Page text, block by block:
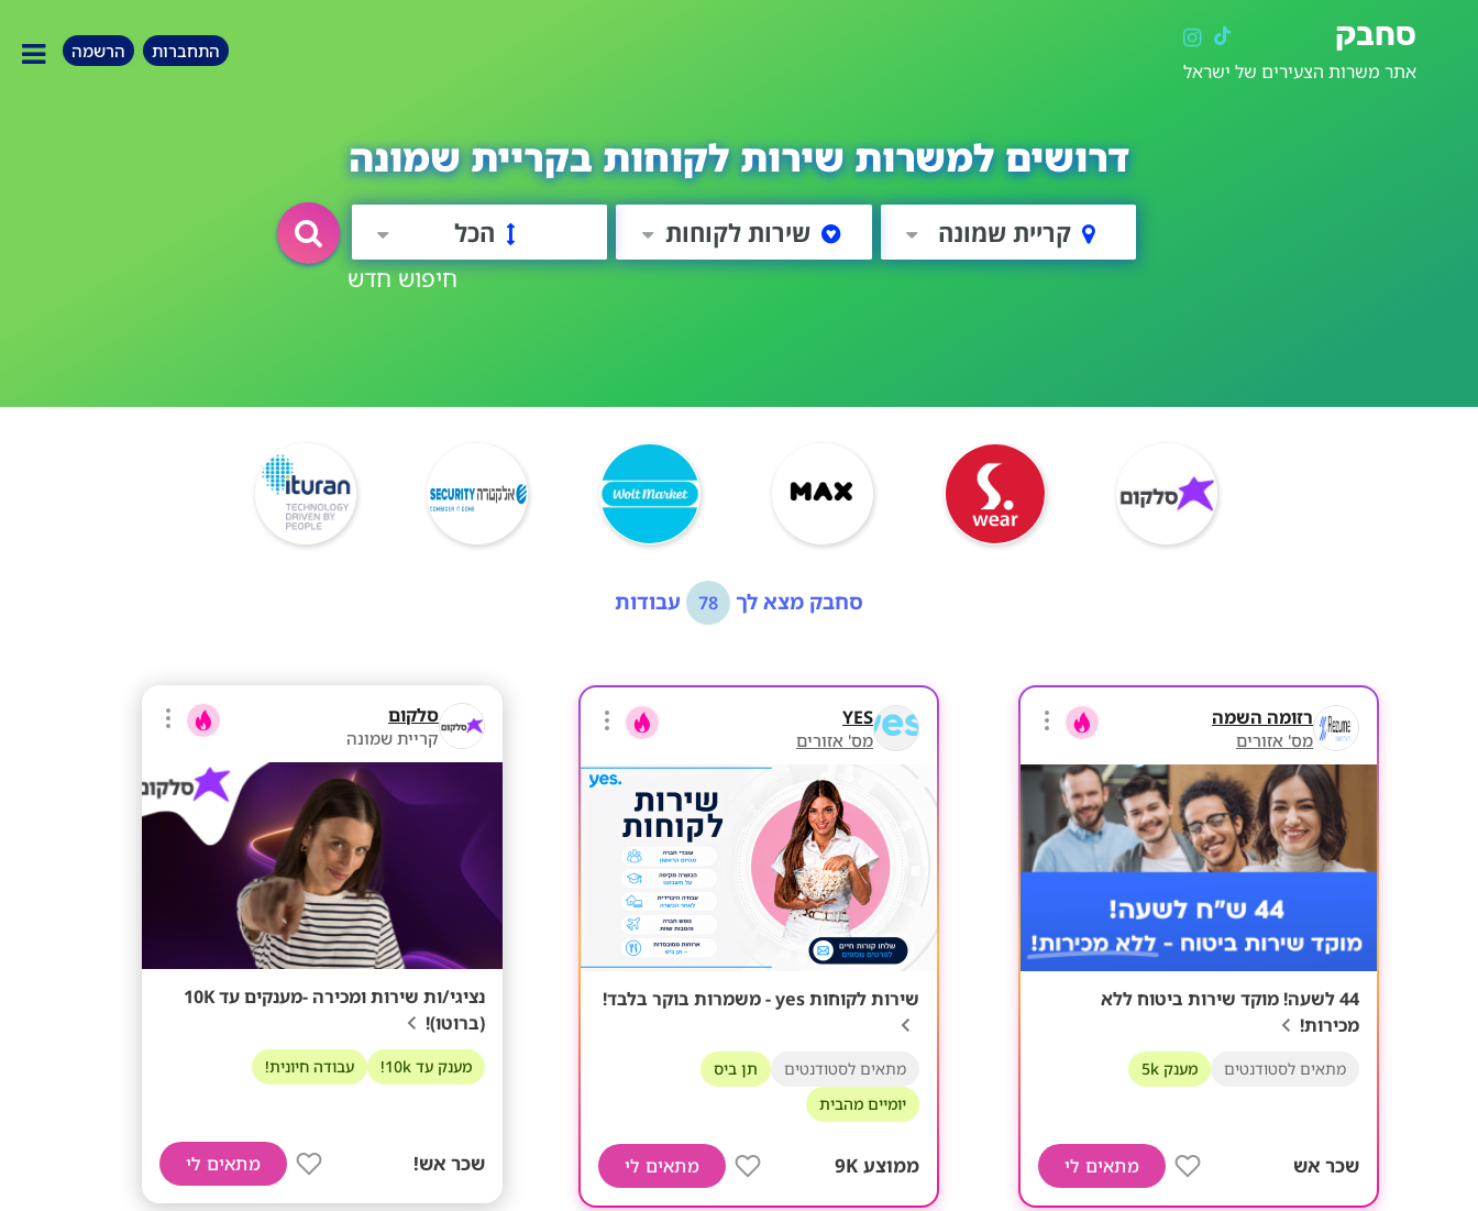
סחבק
אתר משרות הצעירים של ישראל
התחברות הרשמה
דרושים למשרות שירות לקוחות בקריית שמונה
קריית שמונה שירות לקוחות הכל
חיפוש חדש
סחבק מצא לך 78 עבודות
רזומה השמה
מס' אזורים
44 לשעה! מוקד שירות ביטוח ללא
מכירות!
מתאים לסטודנטים מענק 5k
שכר אש מתאים לי
YES
מס' אזורים
שירות לקוחות yes - משמרות בוקר בלבד!
מתאים לסטודנטים
תן ביס
יומיים מהבית
ממוצע 9K מתאים לי
סלקום
קריית שמונה
נציגי/ות שירות ומכירה -מענקים עד 10K
(ברוטו)!
מענק עד 10k! עבודה חיונית!
שכר אש! מתאים לי